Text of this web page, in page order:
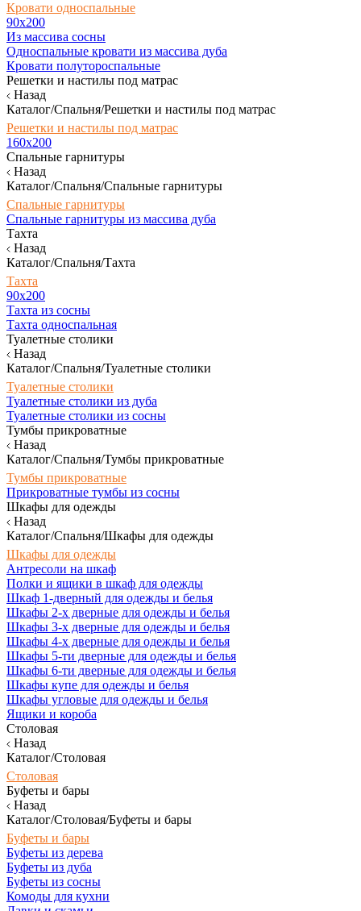
Кровати односпальные
90х200
Из массива сосны
Односпальные кровати из массива дуба
Кровати полутороспальные
Решетки и настилы под матрас
Назад
Каталог/Спальня/Решетки и настилы под матрас
Решетки и настилы под матрас
160х200
Спальные гарнитуры
Назад
Каталог/Спальня/Спальные гарнитуры
Спальные гарнитуры
Спальные гарнитуры из массива дуба
Тахта
Назад
Каталог/Спальня/Тахта
Тахта
90х200
Тахта из сосны
Тахта односпальная
Туалетные столики
Назад
Каталог/Спальня/Туалетные столики
Туалетные столики
Туалетные столики из дуба
Туалетные столики из сосны
Тумбы прикроватные
Назад
Каталог/Спальня/Тумбы прикроватные
Тумбы прикроватные
Прикроватные тумбы из сосны
Шкафы для одежды
Назад
Каталог/Спальня/Шкафы для одежды
Шкафы для одежды
Антресоли на шкаф
Полки и ящики в шкаф для одежды
Шкаф 1-дверный для одежды и белья
Шкафы 2-х дверные для одежды и белья
Шкафы 3-х дверные для одежды и белья
Шкафы 4-х дверные для одежды и белья
Шкафы 5-ти дверные для одежды и белья
Шкафы 6-ти дверные для одежды и белья
Шкафы купе для одежды и белья
Шкафы угловые для одежды и белья
Ящики и короба
Столовая
Назад
Каталог/Столовая
Столовая
Буфеты и бары
Назад
Каталог/Столовая/Буфеты и бары
Буфеты и бары
Буфеты из дерева
Буфеты из дуба
Буфеты из сосны
Комоды для кухни